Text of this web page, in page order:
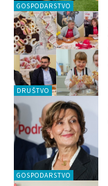
GOSPODARSTVO
DRUŠTVO
GOSPODARSTVO